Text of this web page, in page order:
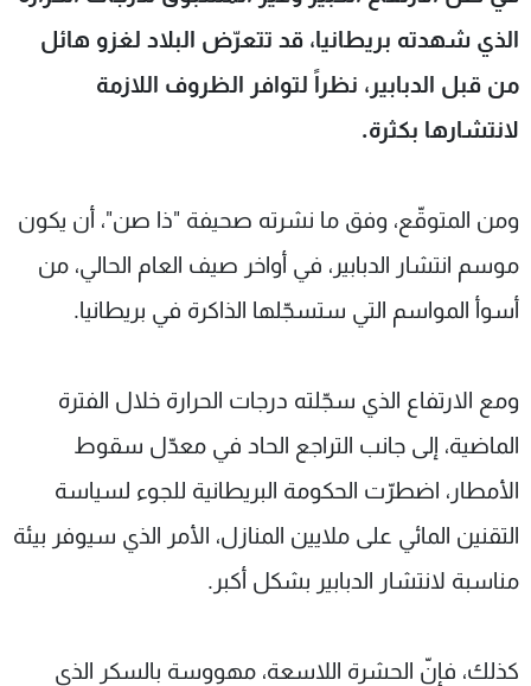
الذي شهدته بريطانيا، قد تتعرّض البلاد لغزو هائل
من قبل الدبابير، نظراً لتوافر الظروف اللازمة
لانتشارها بكثرة.
ومن المتوقّع، وفق ما نشرته صحيفة "ذا صن"، أن يكون
موسم انتشار الدبابير، في أواخر صيف العام الحالي، من
أسوأ المواسم التي ستسجّلها الذاكرة في بريطانيا.
ومع الارتفاع الذي سجّلته درجات الحرارة خلال الفترة
الماضية، إلى جانب التراجع الحاد في معدّل سقوط
الأمطار، اضطرّت الحكومة البريطانية للجوء لسياسة
التقنين المائي على ملايين المنازل، الأمر الذي سيوفر بيئة
مناسبة لانتشار الدبابير بشكل أكبر.
كذلك، فإنّ الحشرة اللاسعة، مهووسة بالسكر الذي
شاهد البرامج
الترددات
عن MTV
سياسة الخصوصية